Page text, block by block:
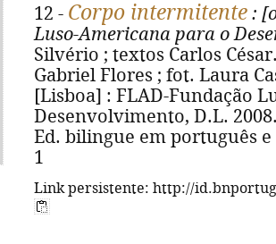
12 - Corpo intermitente :
Luso-Americana para o
Silvério ; textos Carlos
Gabriel Flores ; fot. Laura
[Lisboa] : FLAD-Fundação
Desenvolvimento, D.L.
Ed. bilingue em português e
1
Link persistente: http://